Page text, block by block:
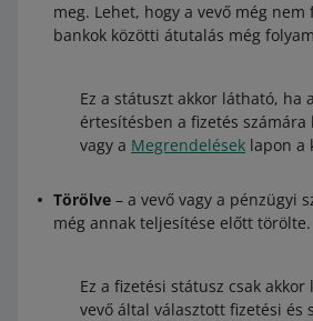
meg. Lehet, hogy a vevő még nem
bankok közötti átutalás még
Ez a státuszt akkor látható, ha
értesítésben a fizetés számára
vagy a Megrendelések lapon a
Törölve – a vevő vagy a pénzügyi
még annak teljesítése előtt törölte.
Ez a fizetési státusz csak akkor
vevő által választott fizetési és